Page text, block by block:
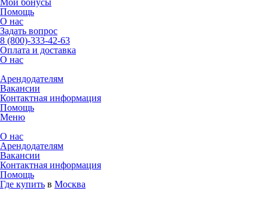
Помощь
О нас
Задать вопрос
8 (800)-333-42-63
Оплата и доставка
О нас
Арендодателям
Вакансии
Контактная информация
Помощь
Меню
О нас
Арендодателям
Вакансии
Контактная информация
Помощь
Где купить в Москва